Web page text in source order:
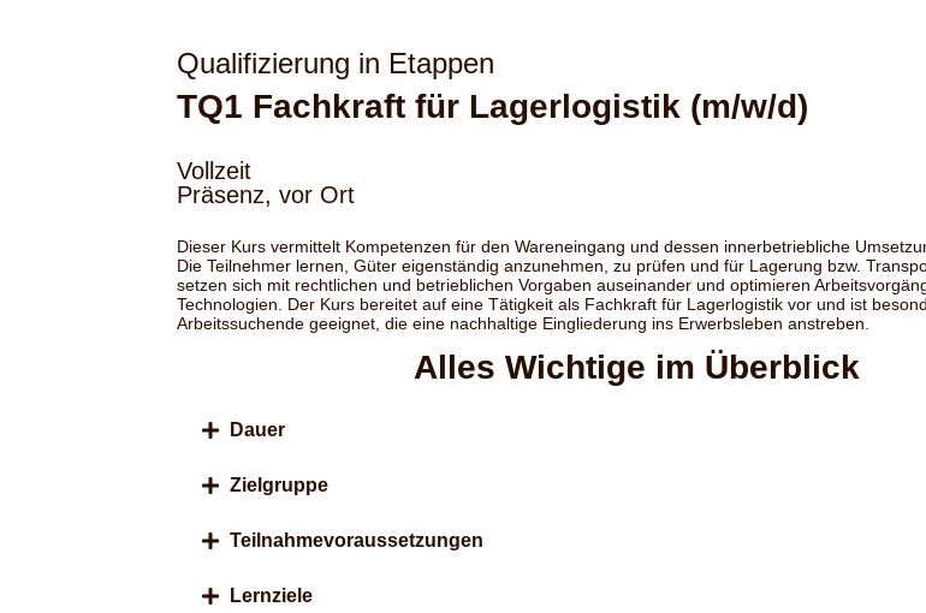
Qualifizierung in Etappen
TQ1 Fachkraft für Lagerlogistik (m/w/d)
Vollzeit
Präsenz, vor Ort
Dieser Kurs vermittelt Kompetenzen für den Wareneingang und dessen innerbetriebliche
Die Teilnehmer lernen, Güter eigenständig anzunehmen, zu prüfen und für Lagerung bzw.
setzen sich mit rechtlichen und betrieblichen Vorgaben auseinander und optimieren
Technologien. Der Kurs bereitet auf eine Tätigkeit als Fachkraft für Lagerlogistik vor und ist
Arbeitssuchende geeignet, die eine nachhaltige Eingliederung ins Erwerbsleben anstreben.
Alles Wichtige im Überblick
Dauer
Zielgruppe
Teilnahmevoraussetzungen
Lernziele